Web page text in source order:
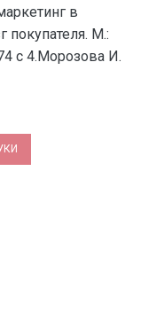
в
покупателя. М.:
с 4.Морозова И.